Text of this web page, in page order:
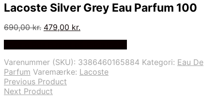
Lacoste Silver Grey Eau Parfum 100
690,00kr. Den
690,00 kr..
479,00 kr.
479,00 kr..
Varenummer (SKU): 3386460165884 Kategori: Eau De
Parfum Varemærke: Lacoste
Previous Product
Next Product